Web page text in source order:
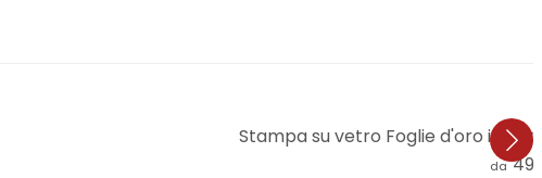
Stampa su vetro Foglie d'oro in
da